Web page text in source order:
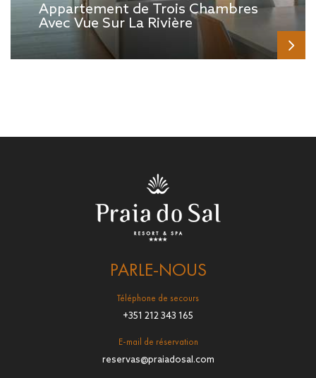
Appartement de Trois Chambres
Avec Vue Sur La Rivière
PARLE-NOUS
Téléphone de secours
+351 212 343 165
E-mail de réservation
reservas@praiadosal.com